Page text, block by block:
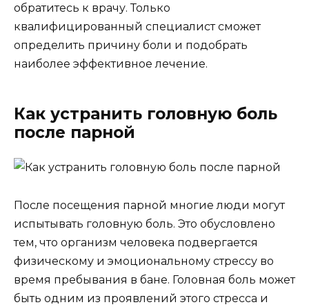
обратитесь к врачу. Только
квалифицированный специалист сможет
определить причину боли и подобрать
наиболее эффективное лечение.
Как устранить головную боль
после парной
После посещения парной многие люди могут
испытывать головную боль. Это обусловлено
тем, что организм человека подвергается
физическому и эмоциональному стрессу во
время пребывания в бане. Головная боль может
быть одним из проявлений этого стресса и